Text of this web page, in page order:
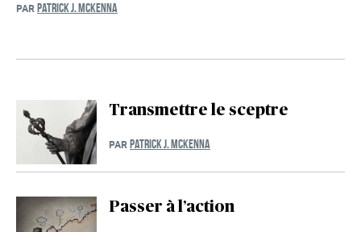
PAR PATRICK J. MCKENNA
Transmettre le sceptre
PAR PATRICK J. MCKENNA
Passer à l’action